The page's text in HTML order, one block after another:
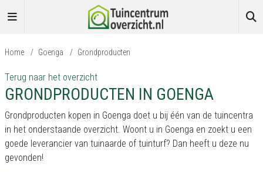
Home / Goenga / Grondproducten
Terug naar het overzicht
GRONDPRODUCTEN IN GOENGA
Grondproducten kopen in Goenga doet u bij één van de tuincentra
in het onderstaande overzicht. Woont u in Goenga en zoekt u een
goede leverancier van tuinaarde of tuinturf? Dan heeft u deze nu
gevonden!